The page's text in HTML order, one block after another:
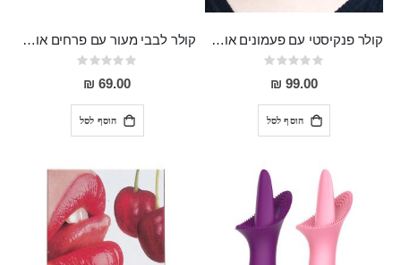
קולר פנקיסטי עם פעמונים אורך 43 עובי 2.5 סמ
Rating:
0%
99.00 ₪
הוסף לסל
קולר לבבי מעור עם פרחים אורך 43 סמ
Rating:
0%
69.00 ₪
הוסף לסל